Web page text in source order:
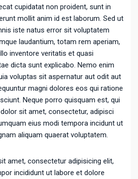
cupidatat non proident, sunt in
mollit anim id est laborum. Sed ut
iste natus error sit voluptatem
laudantium, totam rem aperiam,
inventore veritatis et quasi
dicta sunt explicabo. Nemo enim
voluptas sit aspernatur aut odit aut
magni dolores eos qui ratione
Neque porro quisquam est, qui
sit amet, consectetur, adipisci
eius modi tempora incidunt ut
aliquam quaerat voluptatem.
amet, consectetur adipisicing elit,
incididunt ut labore et dolore